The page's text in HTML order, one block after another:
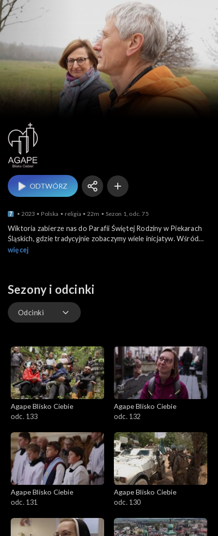
Agape Blisko Ciebie
ODTWÓRZ
2023 Polska religia 22m Sezon 1, odc. 75
Wiktoria zabierze nas do Parafii Świętej Rodziny w Piekarach
Śląskich, gdzie tradycyjnie zobaczymy wiele inicjatyw. Wśród
nich śniadania dla seniorów, Spotkania Kobiet i Parafialny Klub
gdzie w kościele augustianów wierni modlą się do Świętej Rity.
A w cyklu „Tak pomagacie” relacja z konferencji zorganizowanej
z okazji Światowego Dnia Adopcji w Archidiecezjalnym Ośrodku
Adopcyjnym w Łodzi.
więcej
Sezony i odcinki
Odcinki
Agape Blisko Ciebie
odc. 133
Agape Blisko Ciebie
odc. 132
Agape Blisko Ciebie
odc. 131
Agape Blisko Ciebie
odc. 130